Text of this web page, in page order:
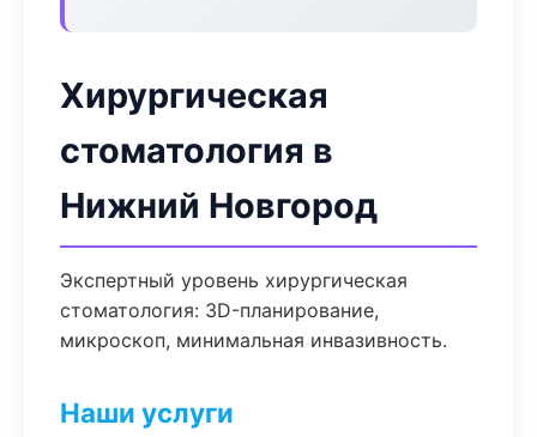
Хирургическая
стоматология в
Нижний Новгород
Экспертный уровень хирургическая
стоматология: 3D-планирование,
микроскоп, минимальная инвазивность.
Наши услуги